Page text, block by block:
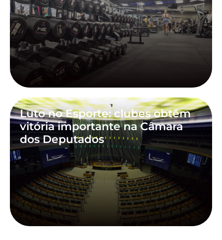
Luto no Esporte: clubes obtêm
vitória importante na Câmara
dos Deputados